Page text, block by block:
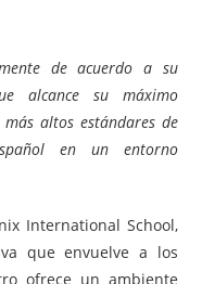
de acuerdo a su
alcance su máximo
altos estándares de
en un entorno
International School,
que envuelve a los
ofrece un ambiente